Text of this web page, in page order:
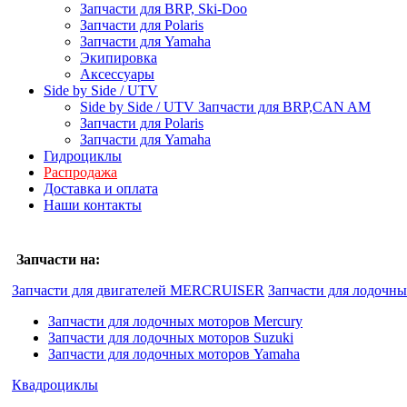
Запчасти для BRP, Ski-Doo
Запчасти для Polaris
Запчасти для Yamaha
Экипировка
Аксессуары
Side by Side / UTV
Side by Side / UTV Запчасти для BRP,CAN AM
Запчасти для Polaris
Запчасти для Yamaha
Гидроциклы
Распродажа
Доставка и оплата
Наши контакты
Запчасти на:
Запчасти для двигателей MERCRUISER Запчасти для
Запчасти для лодочных моторов Mercury
Запчасти для лодочных моторов Suzuki
Запчасти для лодочных моторов Yamaha
Квадроциклы